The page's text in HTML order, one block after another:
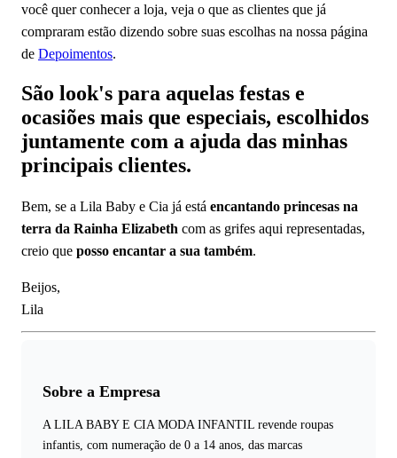
você quer conhecer a loja, veja o que as clientes que já
compraram estão dizendo sobre suas escolhas na nossa página
de Depoimentos.
São look's para aquelas festas e
ocasiões mais que especiais, escolhidos
juntamente com a ajuda das minhas
principais clientes.
Bem, se a Lila Baby e Cia já está encantando princesas na
terra da Rainha Elizabeth com as grifes aqui representadas,
creio que posso encantar a sua também.
Beijos,
Lila
Sobre a Empresa
A LILA BABY E CIA MODA INFANTIL revende roupas
infantis, com numeração de 0 a 14 anos, das marcas